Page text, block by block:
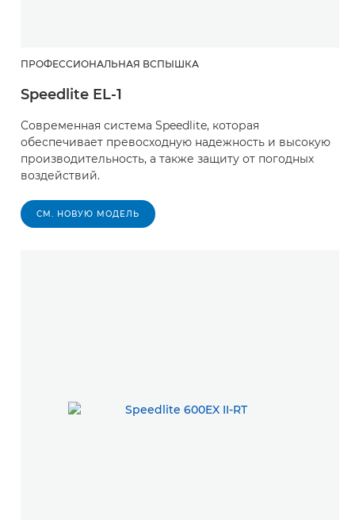
ПРОФЕССИОНАЛЬНАЯ ВСПЫШКА
Speedlite EL-1
Современная система Speedlite, которая
обеспечивает превосходную надежность и высокую
производительность, а также защиту от погодных
воздействий.
СМ. НОВУЮ МОДЕЛЬ